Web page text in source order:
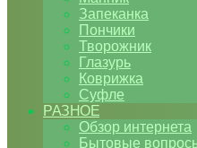
Запеканка
Пончики
Творожник
Глазурь
Коврижка
Суфле
РАЗНОЕ
Обзор интернета
Бытовые